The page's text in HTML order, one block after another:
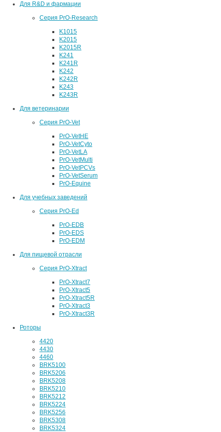
Для R&D и фармации
Серия PrO-Research
K1015
K2015
K2015R
K241
K241R
K242
K242R
K243
K243R
Для ветеринарии
Серия PrO-Vet
PrO-VetHE
PrO-VetCyto
PrO-VetLA
PrO-VetMulti
PrO-VetPCVs
PrO-VetSerum
PrO-Equine
Для учебных заведений
Серия PrO-Ed
PrO-EDB
PrO-EDS
PrO-EDM
Для пищевой отрасли
Серия PrO-Xtract
PrO-Xtract7
PrO-Xtract5
PrO-Xtract5R
PrO-Xtract3
PrO-Xtract3R
Роторы
4420
4430
4460
BRK5100
BRK5206
BRK5208
BRK5210
BRK5212
BRK5224
BRK5256
BRK5308
BRK5324